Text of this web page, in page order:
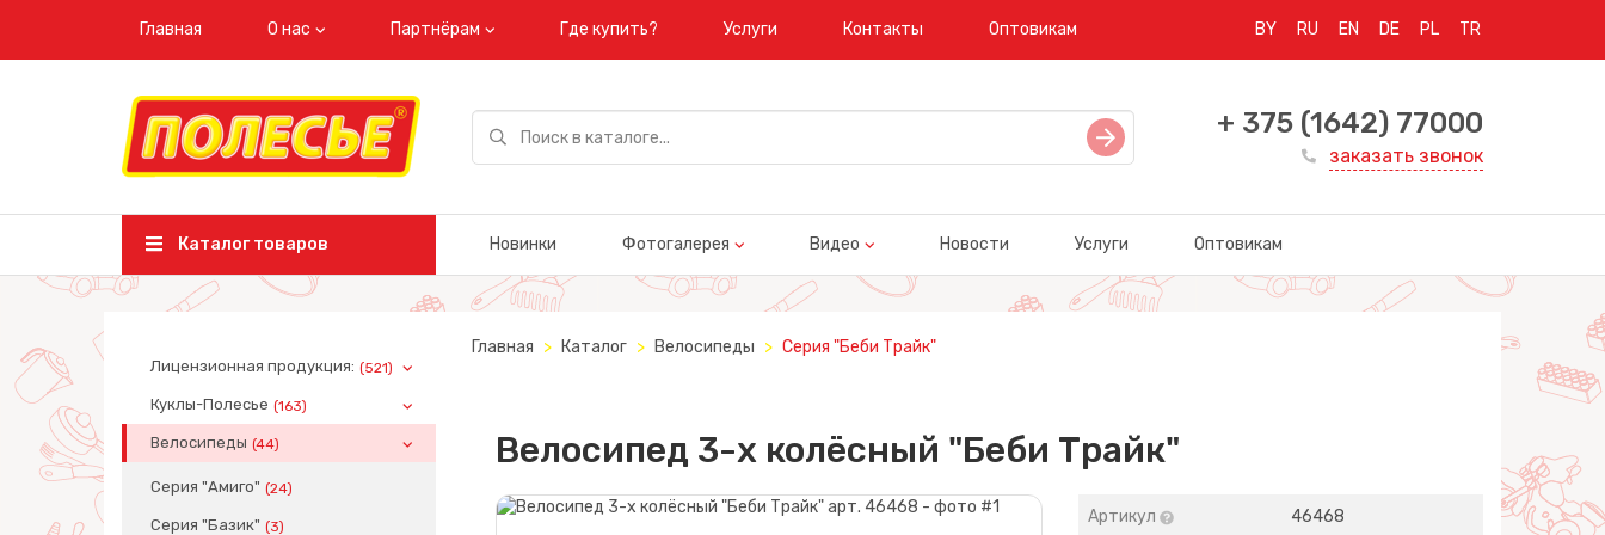
Главная О нас Партнёрам Где купить? Услуги Контакты Оптовикам BY RU EN DE PL TR
+ 375 (1642) 77000
заказать звонок
Каталог товаров Новинки Фотогалерея Видео Новости Услуги Оптовикам
Лицензионная продукция: (521)
Куклы-Полесье (163)
Велосипеды (44)
Серия "Амиго" (24)
Серия "Базик" (3)
Главная Каталог Велосипеды Серия "Беби Трайк"
Велосипед 3-х колёсный "Беби Трайк"
Артикул 46468